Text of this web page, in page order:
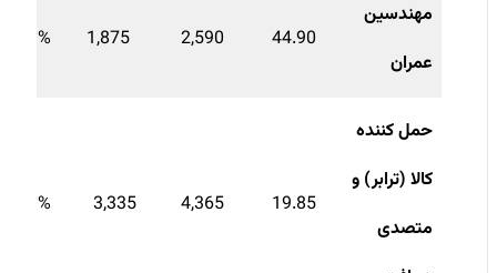
مهندسین
عمران
44.90
2,590
1,875
38.1%
حمل کننده
کالا (ترابر) و
متصدی
19.85
4,365
3,335
30.9%